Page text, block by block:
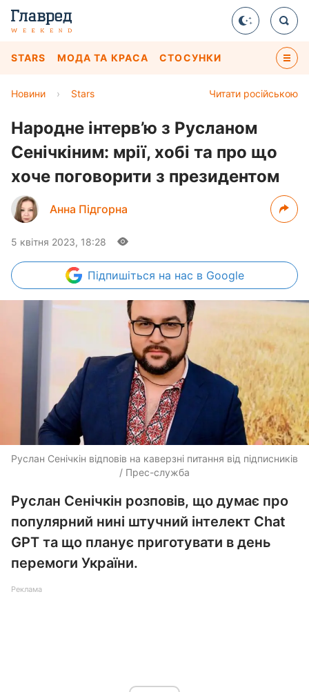
STARS МОДА ТА КРАСА СТОСУНКИ
Читати російською
Новини › Stars
Народне інтерв’ю з Русланом
Сенічкіним: мрії, хобі та про що
хоче поговорити з президентом
Анна Підгорна
5 квітня 2023, 18:28
Підпишіться на нас в Google
Руслан Сенічкін відповів на каверзні питання від підписників
/ Прес-служба
Руслан Сенічкін розповів, що думає про
популярний нині штучний інтелект Chat
GPT та що планує приготувати в день
перемоги України.
Реклама